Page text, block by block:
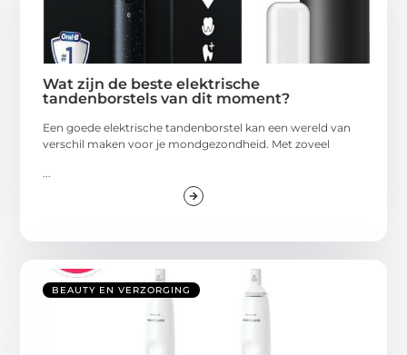
Wat zijn de beste elektrische
tandenborstels van dit moment?
Een goede elektrische tandenborstel kan een wereld van
verschil maken voor je mondgezondheid. Met zoveel
...
BEAUTY EN VERZORGING